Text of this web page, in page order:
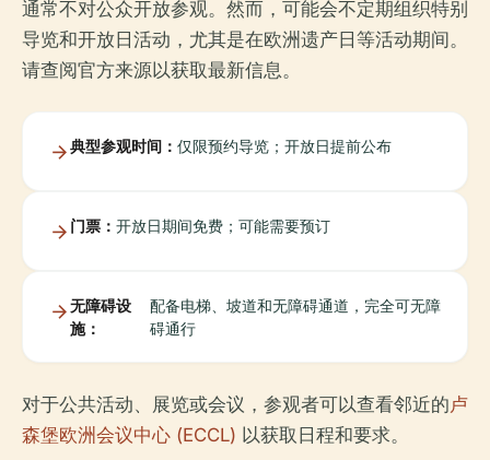
通常不对公众开放参观。然而，可能会不定期组织特别
导览和开放日活动，尤其是在欧洲遗产日等活动期间。
请查阅官方来源以获取最新信息。
典型参观时间： 仅限预约导览；开放日提前公布
门票： 开放日期间免费；可能需要预订
无障碍设
施：
配备电梯、坡道和无障碍通道，完全可无障
碍通行
对于公共活动、展览或会议，参观者可以查看邻近的卢
森堡欧洲会议中心 (ECCL) 以获取日程和要求。